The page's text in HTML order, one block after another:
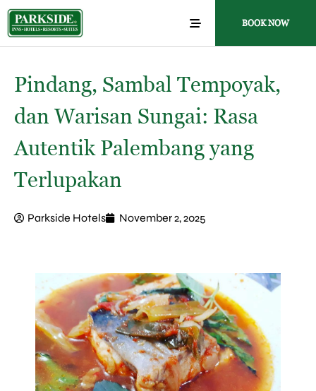
BOOK NOW
Pindang, Sambal Tempoyak,
dan Warisan Sungai: Rasa
Autentik Palembang yang
Terlupakan
Parkside Hotels November 2, 2025